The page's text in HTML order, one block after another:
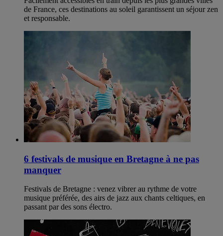
de France, ces destinations au soleil garantissent un séjour zen
et responsable.
6 festivals de musique en Bretagne à ne pas
manquer
Festivals de Bretagne : venez vibrer au rythme de votre
musique préférée, des airs de jazz aux chants celtiques, en
passant par des sons électro.